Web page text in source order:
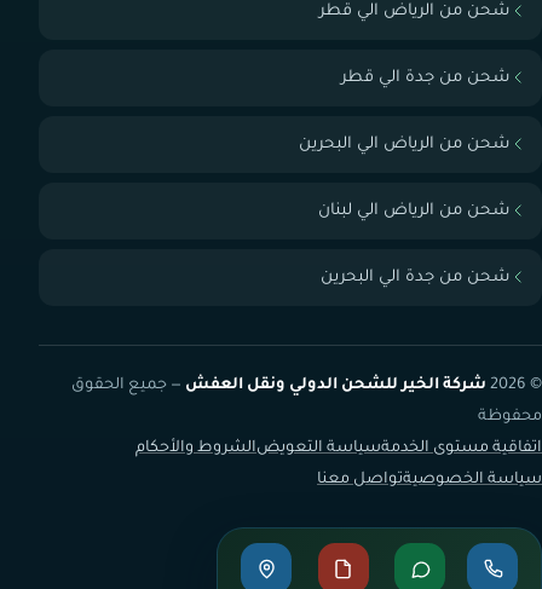
شحن من الرياض الي قطر
شحن من جدة الي قطر
شحن من الرياض الي البحرين
شحن من الرياض الي لبنان
شحن من جدة الي البحرين
© 2026 شركة الخير للشحن الدولي ونقل العفش — جميع الحقوق
محفوظة
اتفاقية مستوى الخدمةسياسة التعويضالشروط والأحكام
سياسة الخصوصيةتواصل معنا